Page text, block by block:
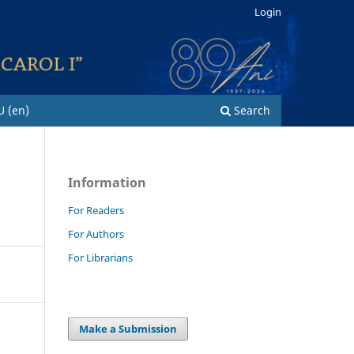
(en) Search
Login
Information
For Readers
For Authors
For Librarians
Make a Submission